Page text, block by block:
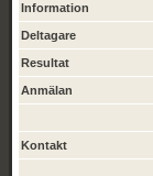
Information
Deltagare
Resultat
Anmälan
Kontakt